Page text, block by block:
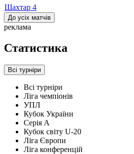
Шахтар 4
До усіх матчів
реклама
Статистика
Всі турніри
Всі турніри
Ліга чемпіонів
УПЛ
Кубок України
Серія А
Кубок світу U-20
Ліга Європи
Ліга конференцій